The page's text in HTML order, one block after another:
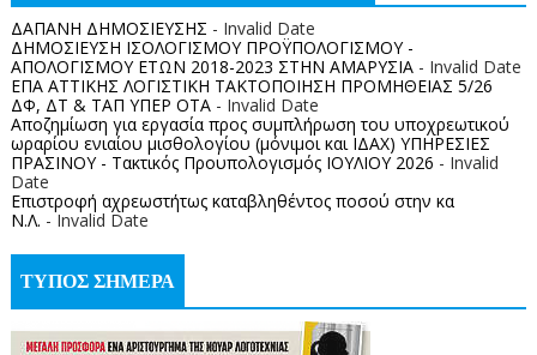
ΔΑΠΑΝΗ ΔΗΜΟΣΙΕΥΣΗΣ - Invalid Date
ΔΗΜΟΣΙΕΥΣΗ ΙΣΟΛΟΓΙΣΜΟΥ ΠΡΟΫΠΟΛΟΓΙΣΜΟΥ -
ΑΠΟΛΟΓΙΣΜΟΥ ΕΤΩΝ 2018-2023 ΣΤΗΝ ΑΜΑΡΥΣΙΑ- Invalid Date
ΕΠΑ ΑΤΤΙΚΗΣ ΛΟΓΙΣΤΙΚΗ ΤΑΚΤΟΠΟΙΗΣΗ ΠΡΟΜΗΘΕΙΑΣ 5/26
ΔΦ, ΔΤ & ΤΑΠ ΥΠΕΡ ΟΤΑ- Invalid Date
Αποζημίωση για εργασία προς συμπλήρωση του υποχρεωτικού
ωραρίου ενιαίου μισθολογίου (μόνιμοι και ΙΔΑΧ) ΥΠΗΡΕΣΙΕΣ
ΠΡΑΣΙΝΟΥ - Τακτικός Προυπολογισμός ΙΟΥΛΙΟΥ 2026 - Invalid
Date
Επιστροφή αχρεωστήτως καταβληθέντος ποσoύ στην κα
Ν.Λ. - Invalid Date
ΤΥΠΟΣ ΣΗΜΕΡΑ